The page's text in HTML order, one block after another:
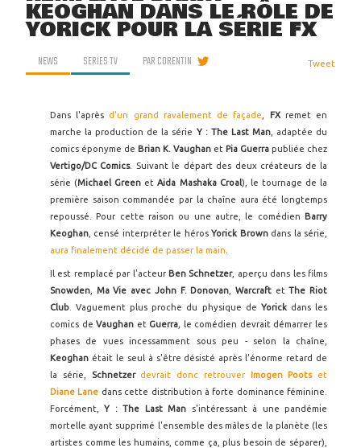
KEOGHAN DANS LE RÔLE DE
YORICK POUR LA SÉRIE FX
NEWS SERIES TV PARCORENTIN Tweet
Dans l'après d'un grand ravalement de façade FXremet en
marche la production de la série Y : The Last Man, adaptée du
comics éponyme de Brian K. Vaughan et Pia Guerra publiée chez
Vertigo/DC Comics. Suivant le départ des deux créateurs de la
série (Michael Green etAida Mashaka Croal), le tournage de la
première saison commandée par la chaîne aura été longtemps
repoussé. Pour cette raison ou une autre, le comédien Barry
Keoghan , censé interpréter le hérosYorick Browndans la série,
aura finalement décidé de passer la main
Il est remplacé par l'acteur Ben Schnetzer, aperçu dans les films
Snowden
Ma Vie avec John F. Donovan WarcraftetThe Riot
Club . Vaguement plus proche du physique de Yorickdans les
comics deVaughan et Guerra , le comédien devrait démarrer les
phases de vues incessamment sous peu - selon la chaîne,
Keoghan était le seul à s'être désisté après l'énorme retard de
la série,
Schnetzer devrait donc retrouver Imogen Pootset
Diane Lane dans cette distribution à forte dominance féminine.
Forcément,Y : The Last Man s'intéressant à une pandémie
mortelle ayant supprimé l'ensemble des mâles de la planète (les
artistes comme les humains, comme ça, plus besoin de séparer),